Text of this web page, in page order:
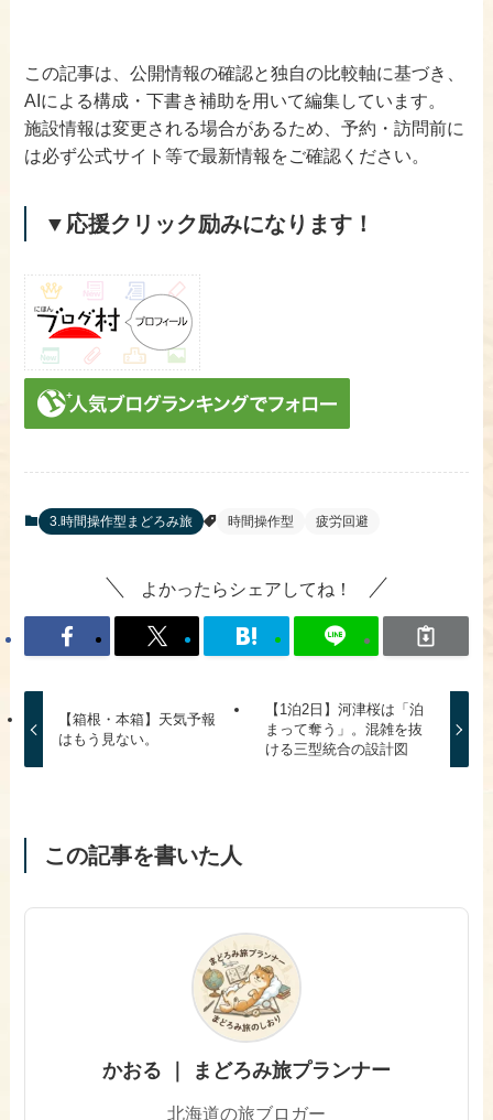
この記事は、公開情報の確認と独自の比較軸に基づき、
AIによる構成・下書き補助を用いて編集しています。
施設情報は変更される場合があるため、予約・訪問前に
は必ず公式サイト等で最新情報をご確認ください。
▼応援クリック励みになります！
3.時間操作型まどろみ旅 時間操作型 疲労回避
よかったらシェアしてね！
【箱根・本箱】天気予報
はもう見ない。
【1泊2日】河津桜は「泊
まって奪う」。混雑を抜
ける三型統合の設計図
この記事を書いた人
かおる ｜ まどろみ旅プランナー
北海道の旅ブロガー